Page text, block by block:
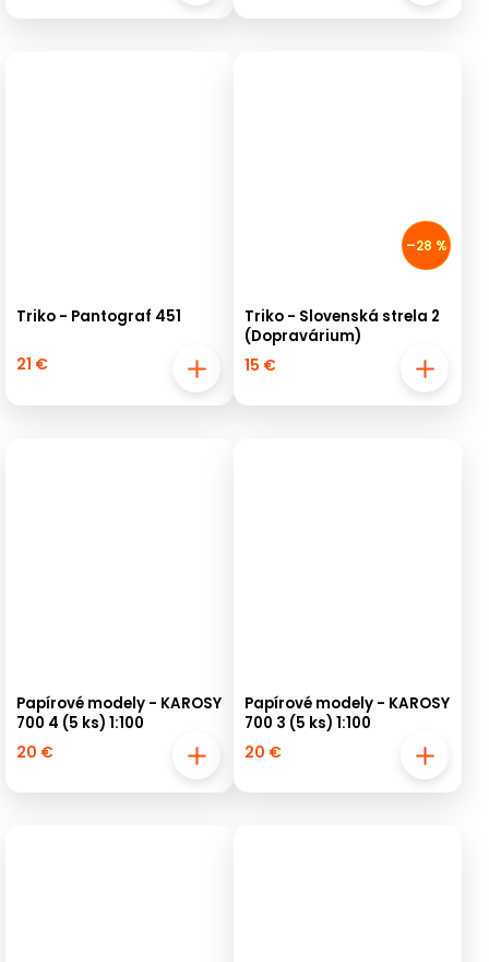
Triko - Pantograf 451
21 €
–28 %
Triko - Slovenská strela 2
(Dopravárium)
15 €
Papírové modely - KAROSY
700 4 (5 ks) 1:100
20 €
Papírové modely - KAROSY
700 3 (5 ks) 1:100
20 €